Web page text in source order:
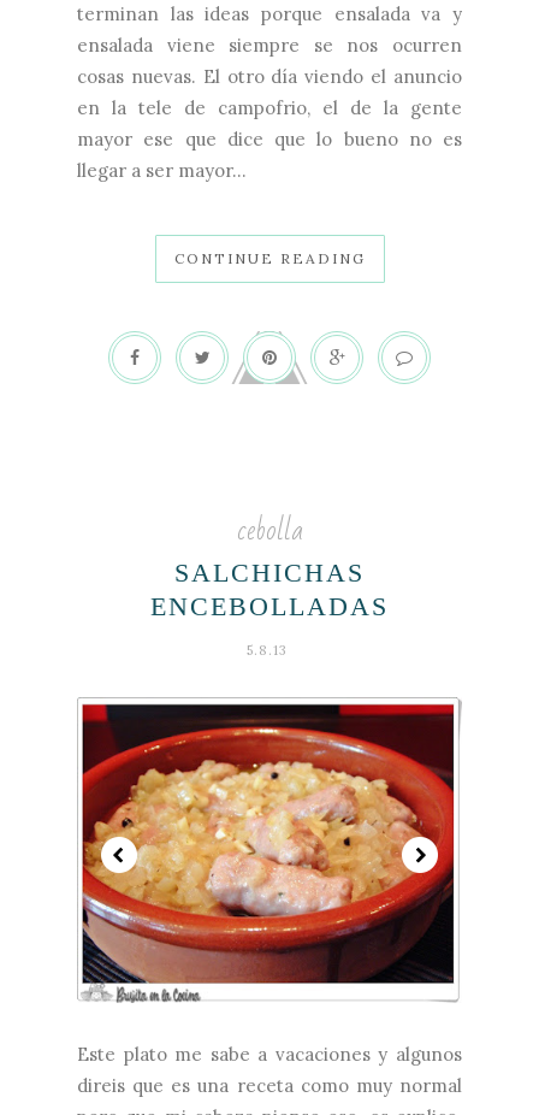
terminan las ideas porque ensalada va y
ensalada viene siempre se nos ocurren
cosas nuevas. El otro día viendo el anuncio
en la tele de campofrio, el de la gente
mayor ese que dice que lo bueno no es
llegar a ser mayor...
CONTINUE READING
cebolla
SALCHICHAS
ENCEBOLLADAS
5.8.13
Este plato me sabe a vacaciones y algunos
direis que es una receta como muy normal